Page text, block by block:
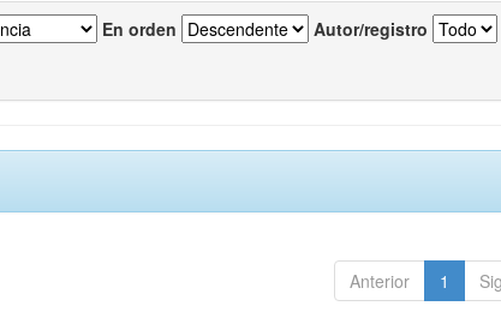
En orden Autor/registro
Anterior 1